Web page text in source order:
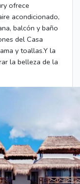
ofrece
acondicionado,
balcón y baño
del Casa
y toallas.Y la
la belleza de la